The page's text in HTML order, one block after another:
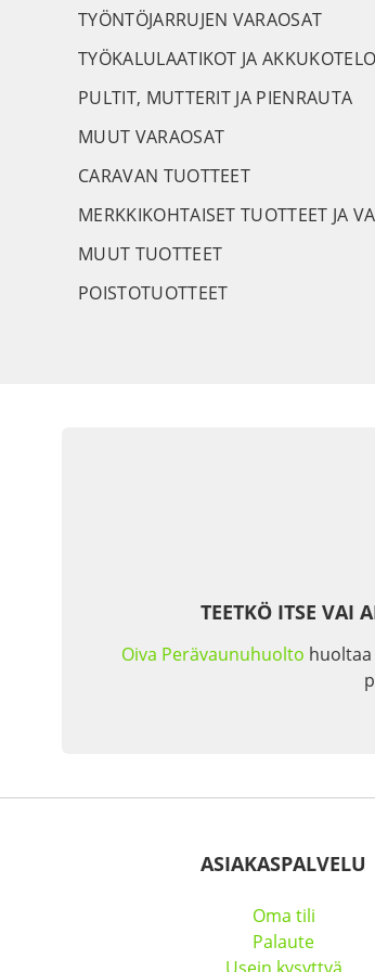
TYÖNTÖJARRUJEN VARAOSAT
TYÖKALULAATIKOT JA
PULTIT, MUTTERIT JA PIENRAUTA
MUUT VARAOSAT
CARAVAN TUOTTEET
MERKKIKOHTAISET TUOTTEET JA
MUUT TUOTTEET
POISTOTUOTTEET
TEETKÖ ITSE VAI
Oiva Perävaunuhuolto
ASIAKASPALVELU
Oma tili
Palaute